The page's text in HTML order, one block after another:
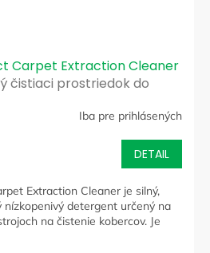
Carpet Extraction Cleaner
čistiaci prostriedok do
Iba pre prihlásených
DETAIL
Extraction Cleaner je silný,
nízkopenivý detergent určený na
na čistenie kobercov. Je